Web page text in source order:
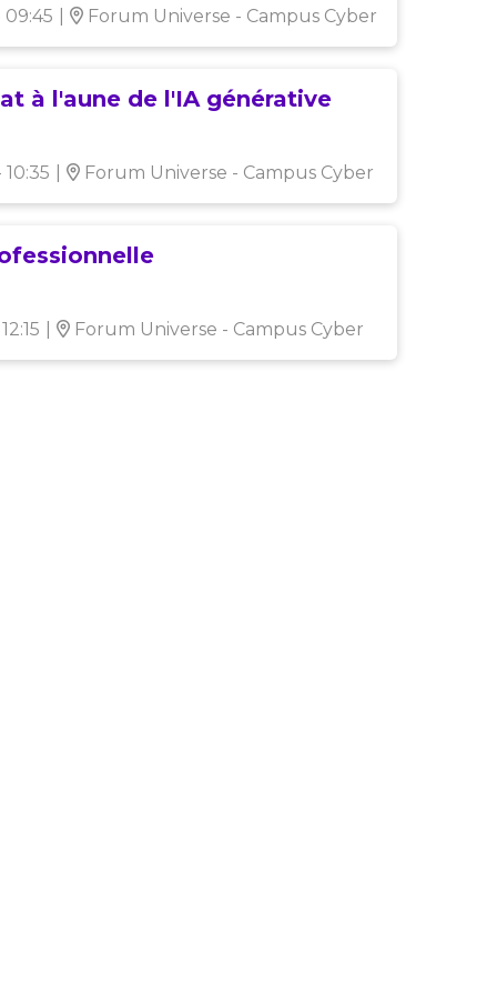
09:45 Forum Universe - Campus Cyber
à l'aune de l'IA générative
10:35 Forum Universe - Campus Cyber
Forum Universe - Campus Cyber